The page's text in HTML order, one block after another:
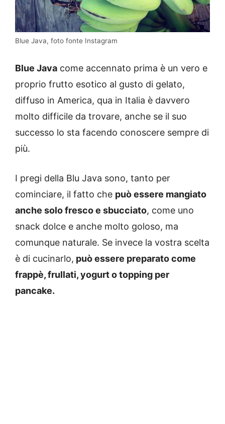
Blue Java, foto fonte Instagram
Blue Java come accennato prima è un vero e
proprio frutto esotico al gusto di gelato,
diffuso in America, qua in Italia è davvero
molto difficile da trovare, anche se il suo
successo lo sta facendo conoscere sempre di
più.
I pregi della Blu Java sono, tanto per
cominciare, il fatto che può essere mangiato
anche solo fresco e sbucciato, come uno
snack dolce e anche molto goloso, ma
comunque naturale. Se invece la vostra scelta
è di cucinarlo, può essere preparato come
frappè, frullati, yogurt o topping per
pancake.